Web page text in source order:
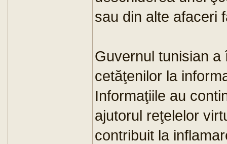
sau din alte afaceri
Guvernul tunisian
cetăţenilor la
Informaţiile au
ajutorul reţelelor
contribuit la